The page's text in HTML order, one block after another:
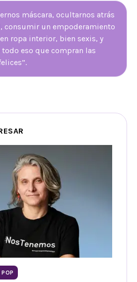
máscara, ocultarnos atrás
consumir un empoderamiento
ropa interior, bien sexis, y
eso que compran las